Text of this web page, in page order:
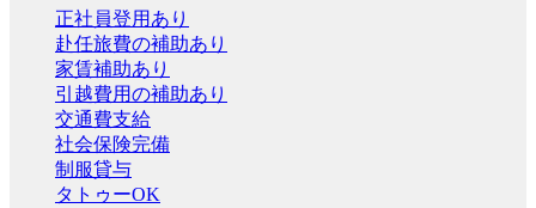
正社員登用あり
赴任旅費の補助あり
家賃補助あり
引越費用の補助あり
交通費支給
社会保険完備
制服貸与
タトゥーOK